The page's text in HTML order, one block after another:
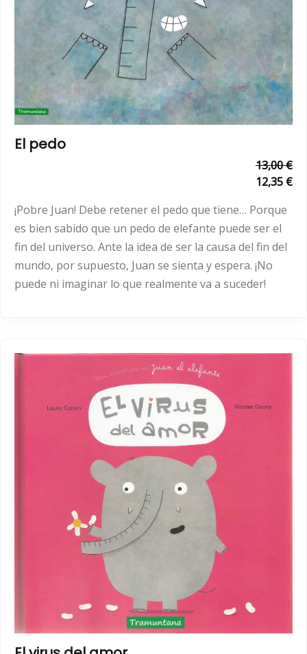
El pedo
13,00 €
12,35 €
¡Pobre Juan! Debe retener el pedo que tiene… Porque
es bien sabido que un pedo de elefante puede ser el
fin del universo. Ante la idea de ser la causa del fin del
mundo, por supuesto, Juan se sienta y espera. ¡No
puede ni imaginar lo que realmente va a suceder!